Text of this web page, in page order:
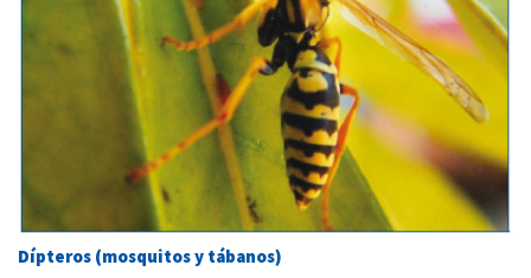
Dípteros (mosquitos y tábanos)